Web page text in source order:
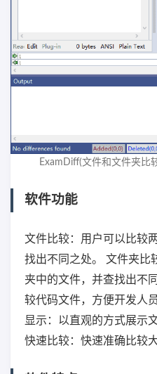
ExamDiff(文件和文件夹比
软件功能
文件比较：用户可以比较
找出不同之处。 文件夹比
夹中的文件，并查找出不
较代码文件，方便开发人
显示：以直观的方式展示
快速比较：快速准确比较